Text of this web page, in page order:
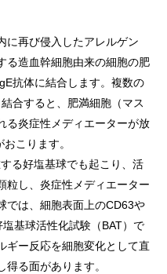
に再び侵入したアレルゲン
る造血幹細胞由来の細胞の肥
抗体に結合します。複数の
合すると、肥満細胞（マス
る炎症性メディエーターが放
こります。
る好塩基球でも起こり、活
粒し、炎症性メディエーター
では、細胞表面上のCD63や
基球活性化試験（BAT）で
ギー反応を細胞変化として直
る面があります。